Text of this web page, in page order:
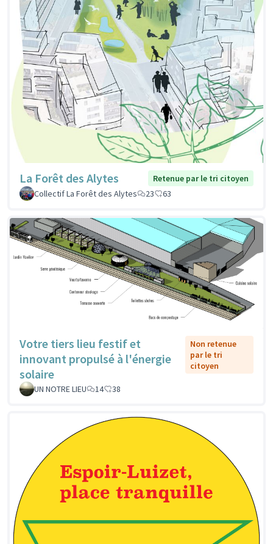
La Forêt des Alytes
Retenue par le tri citoyen
Collectif La Forêt des Alytes
23 63
Votre tiers lieu festif et
innovant propulsé à l'énergie
solaire
Non retenue
par le tri
citoyen
UN NOTRE LIEU 14 38